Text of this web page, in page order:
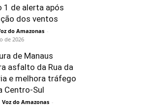
1 de alerta após
dos ventos
do Amazonas -
de 2026
de Manaus
asfalto da Rua da
e melhora tráfego
Centro-Sul
Voz do Amazonas -